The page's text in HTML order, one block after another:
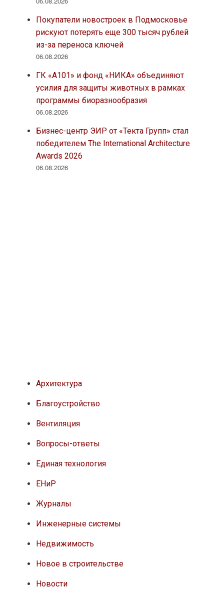
Покупатели новостроек в Подмосковье
рискуют потерять еще 300 тысяч рублей
из-за переноса ключей
06.08.2026
ГК «А101» и фонд «НИКА» объединяют
усилия для защиты животных в рамках
программы биоразнообразия
06.08.2026
Бизнес-центр ЭИР от «Текта Групп» стал
победителем The International Architecture
Awards 2026
06.08.2026
Архитектура
Благоустройство
Вентиляция
Вопросы-ответы
Единая технология
ЕНиР
Журналы
Инженерные системы
Недвижимость
Новое в строительстве
Новости